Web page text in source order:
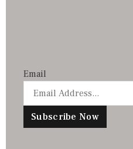
Email
Subscribe Now